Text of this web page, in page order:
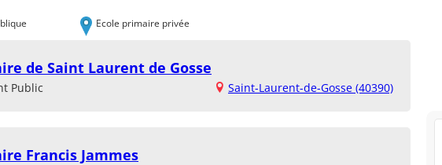
Ecole primaire privée
de Saint Laurent de Gosse
Public Saint-Laurent-de-Gosse (40390)
Francis Jammes